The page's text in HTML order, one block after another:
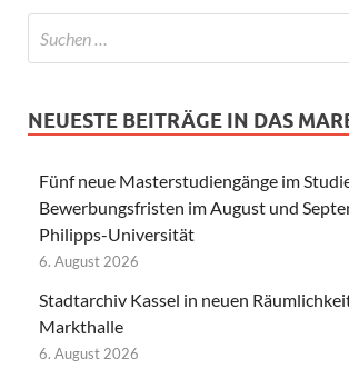
NEUESTE BEITRÄGE IN DAS
Fünf neue Masterstudiengänge im
Bewerbungsfristen im August und
Philipps-Universität
6. August 2026
Stadtarchiv Kassel in neuen
Markthalle
6. August 2026